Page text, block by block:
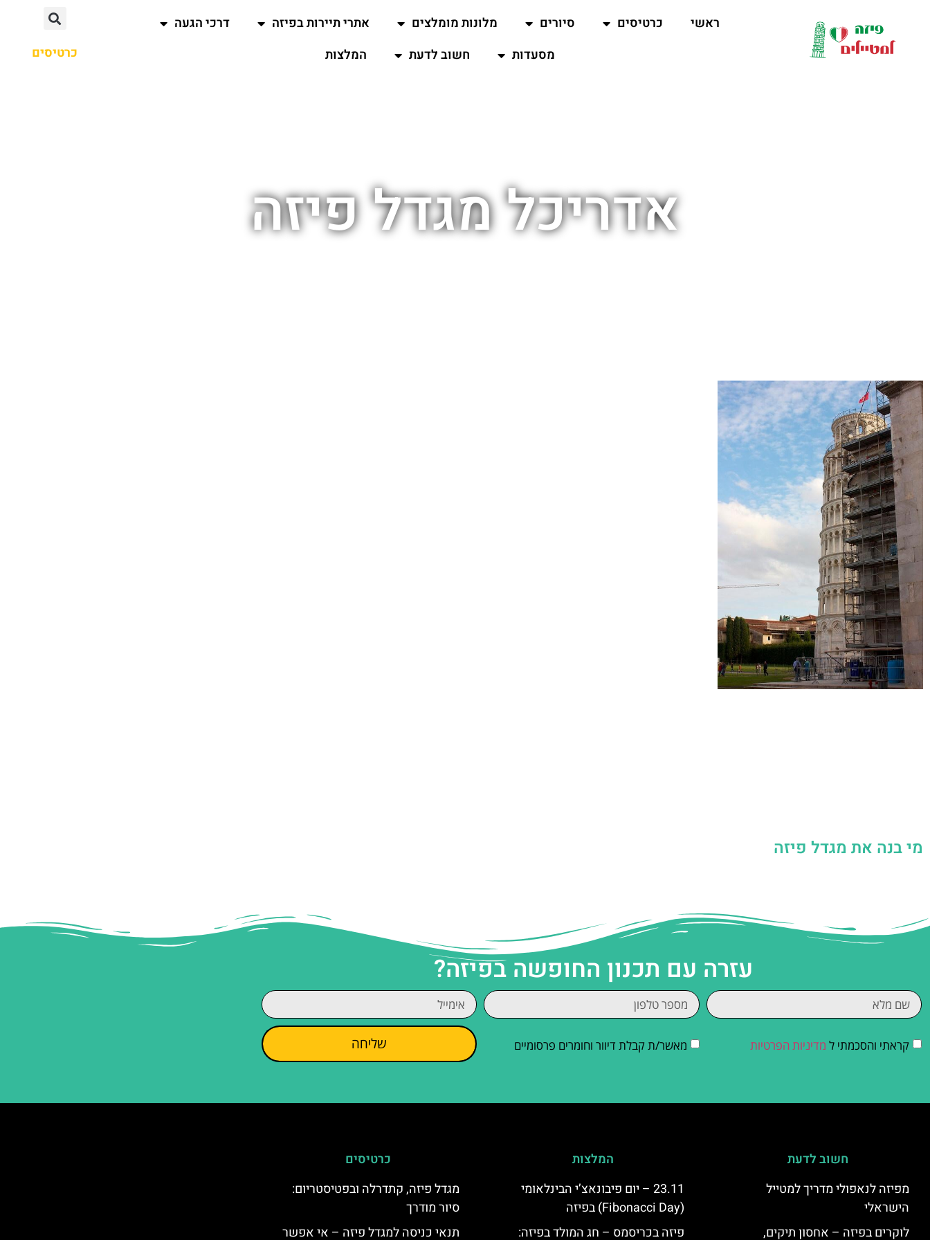
ראשי כרטיסים סיורים מלונות מומלצים אתרי תיירות בפיזה
דרכי הגעה
מסעדות
חשוב לדעת המלצות כרטיסים
אדריכל מגדל פיזה
מי בנה את מגדל פיזה
עזרה עם תכנון החופשה בפיזה?
קראתי והסכמתי ל מדיניות הפרטיות מאשר/ת קבלת דיוור וחומרים פרסומיים שליחה
חשוב לדעת
מפיזה לנאפולי מדריך למטייל
הישראלי
לוקרים בפיזה – אחסון תיקים,
המלצות
23.11 – יום פיבונאצ’י הבינלאומי
(Fibonacci Day) בפיזה
פיזה בכריסמס – חג המולד בפיזה:
כרטיסים
מגדל פיזה, קתדרלה ובפטיסטריום:
סיור מודרך
תנאי כניסה למגדל פיזה – אי אפשר